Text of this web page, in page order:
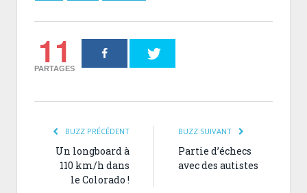
11
PARTAGES
BUZZ PRÉCÉDENT
Un longboard à
110 km/h dans
le Colorado !
BUZZ SUIVANT
Partie d’échecs
avec des autistes